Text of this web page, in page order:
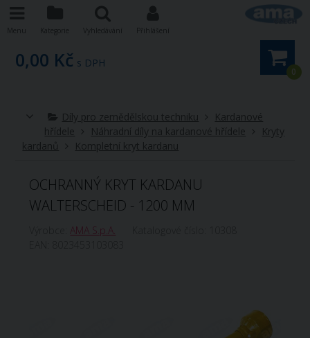
0
0,00 Kč s DPH
Díly pro zemědělskou techniku
Kardanové
hřídele
Náhradní díly na kardanové hřídele
Kryty
kardanů
Kompletní kryt kardanu
OCHRANNÝ KRYT KARDANU
WALTERSCHEID - 1200 MM
Výrobce:AMA S.p.A.
Menu Kategorie Vyhledávání Přihlášení